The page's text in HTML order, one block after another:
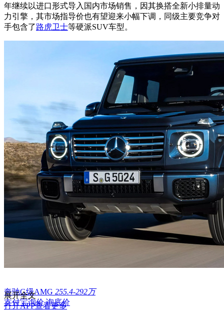
年继续以进口形式导入国内市场销售，因其换搭全新小排量动
力引擎，其市场指导价也有望迎来小幅下调，同级主要竞争对
手包含了路虎卫士等硬派SUV车型。
奔驰G级AMG 255.4-292万
支付宝询价 询底价
展开全文
打开APP查看更多